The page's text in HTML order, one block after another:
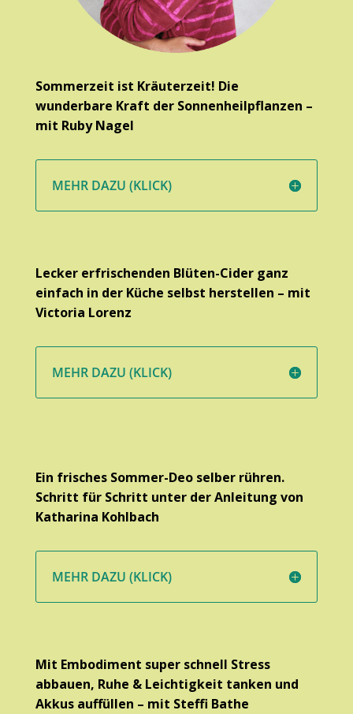
Sommerzeit ist Kräuterzeit! Die
wunderbare Kraft der Sonnenheilpflanzen –
mit Ruby Nagel
MEHR DAZU (KLICK)
Lecker erfrischenden Blüten-Cider ganz
einfach in der Küche selbst herstellen – mit
Victoria Lorenz
MEHR DAZU (KLICK)
Ein frisches Sommer-Deo selber rühren.
Schritt für Schritt unter der Anleitung von
Katharina Kohlbach
MEHR DAZU (KLICK)
Mit Embodiment super schnell Stress
abbauen, Ruhe & Leichtigkeit tanken und
Akkus auffüllen – mit Steffi Bathe